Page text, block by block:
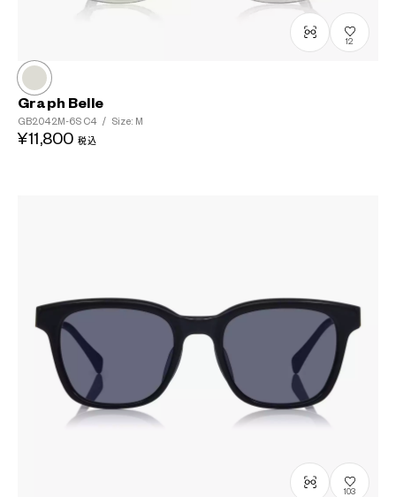
12
Graph Belle
GB2042M-6S C4 / Size: M
¥11,800 税込
103